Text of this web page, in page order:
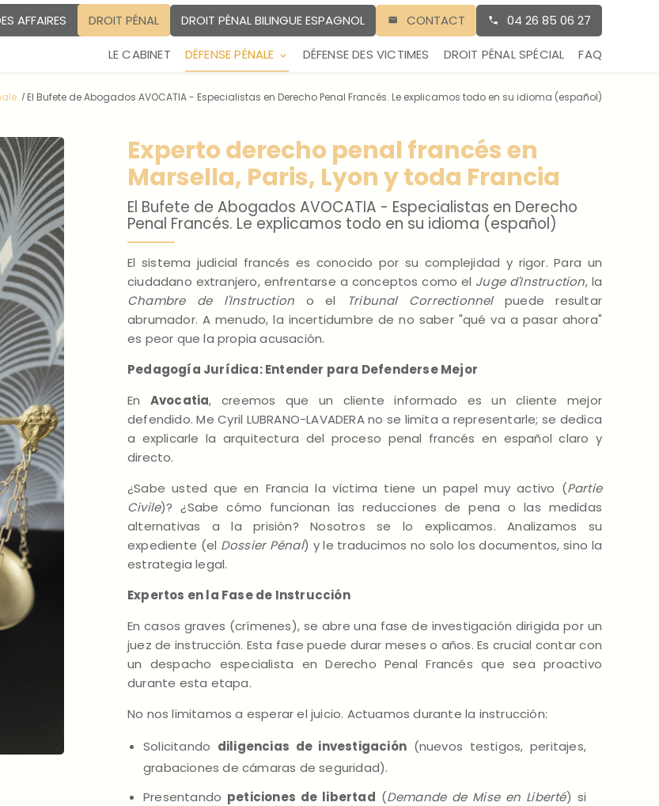
AFFAIRES DROIT PÉNAL DROIT PÉNAL BILINGUE ESPAGNOL CONTACT 04 26 85 06 27
LE CABINET DÉFENSE PÉNALE DÉFENSE DES VICTIMES DROIT PÉNAL SPÉCIAL FAQ
El Bufete de Abogados AVOCATIA - Especialistas en Derecho Penal Francés. Le explicamos todo en su idioma (español)
Experto derecho penal francés en
Marsella, Paris, Lyon y toda Francia
El Bufete de Abogados AVOCATIA - Especialistas en Derecho
Penal Francés. Le explicamos todo en su idioma (español)
El sistema judicial francés es conocido por su complejidad y rigor. Para un
ciudadano extranjero, enfrentarse a conceptos como el Juge d'Instruction, la
Chambre de l'Instruction o el Tribunal Correctionnelpuede resultar
abrumador. A menudo, la incertidumbre de no saber "qué va a pasar ahora"
es peor que la propia acusación.
Pedagogía Jurídica: Entender para Defenderse Mejor
En Avocatia, creemos que un cliente informado es un cliente mejor
defendido. Me Cyril LUBRANO-LAVADERA no se limita a representarle; se dedica
a explicarle la arquitectura del proceso penal francés en español claro y
directo.
¿Sabe usted que en Francia la víctima tiene un papel muy activo (Partie
Civile)? ¿Sabe cómo funcionan las reducciones de pena o las medidas
alternativas a la prisión? Nosotros se lo explicamos. Analizamos su
expediente (el Dossier Pénal) y le traducimos no solo los documentos, sino la
estrategia legal.
Expertos en la Fase de Instrucción
En casos graves (crímenes), se abre una fase de investigación dirigida por un
juez de instrucción. Esta fase puede durar meses o años. Es crucial contar con
un despacho especialista en Derecho Penal Francés que sea proactivo
durante esta etapa.
No nos limitamos a esperar el juicio. Actuamos durante la instrucción:
Solicitando diligencias de investigación (nuevos testigos, peritajes,
grabaciones de cámaras de seguridad).
Presentando peticiones de libertad (Demande de Mise en Liberté) si